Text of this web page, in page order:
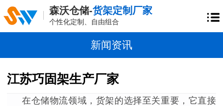
森沃仓储-货架定制厂家
个性化定制、自由组合
新闻资讯
江苏巧固架生产厂家
在仓储物流领域，货架的选择至关重要，它直接